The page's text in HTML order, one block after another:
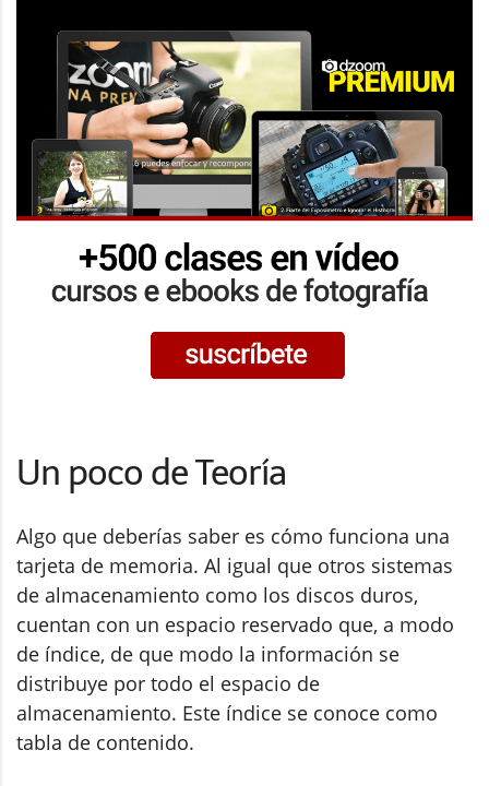
Un poco de Teoría
Algo que deberías saber es cómo funciona una
tarjeta de memoria. Al igual que otros sistemas
de almacenamiento como los discos duros,
cuentan con un espacio reservado que, a modo
de índice, de que modo la información se
distribuye por todo el espacio de
almacenamiento. Este índice se conoce como
tabla de contenido.